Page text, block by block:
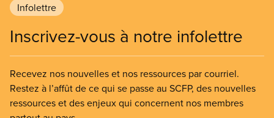
Infolettre
Inscrivez-vous à notre infolettre
Recevez nos nouvelles et nos ressources par courriel.
Restez à l’affût de ce qui se passe au SCFP, des nouvelles
ressources et des enjeux qui concernent nos membres